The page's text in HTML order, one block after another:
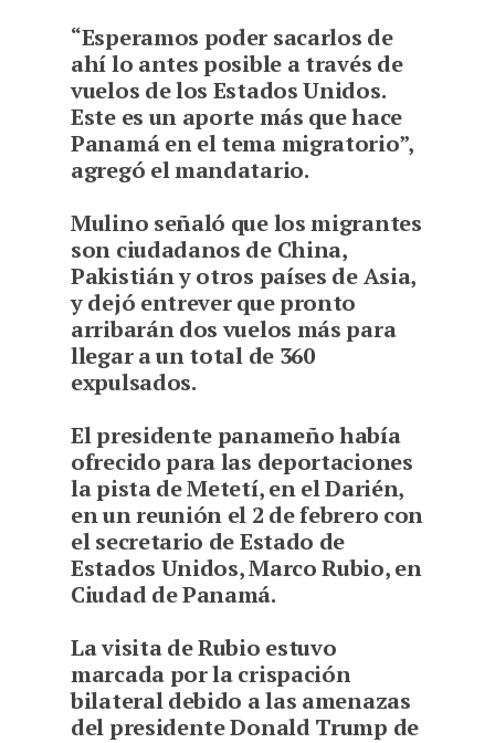
“Esperamos poder sacarlos de
ahí lo antes posible a través de
vuelos de los Estados Unidos.
Este es un aporte más que hace
Panamá en el tema migratorio”,
agregó el mandatario.
Mulino señaló que los migrantes
son ciudadanos de China,
Pakistián y otros países de Asia,
y dejó entrever que pronto
arribarán dos vuelos más para
llegar a un total de 360
expulsados.
El presidente panameño había
ofrecido para las deportaciones
la pista de Metetí, en el Darién,
en un reunión el 2 de febrero con
el secretario de Estado de
Estados Unidos, Marco Rubio, en
Ciudad de Panamá.
La visita de Rubio estuvo
marcada por la crispación
bilateral debido a las amenazas
del presidente Donald Trump de